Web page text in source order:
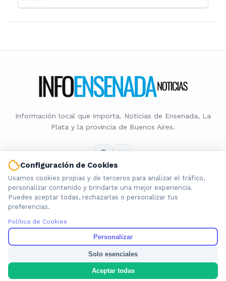
Información local que importa. Noticias de Ensenada, La
Plata y la provincia de Buenos Aires.
Nosotros
Cookies
Política de Contenido
© 2026 INFOENSENADANOTICIAS. Todos los derechos reservados.
Configuración de Cookies
Usamos cookies propias y de terceros para analizar el tráfico,
personalizar contenido y brindarte una mejor experiencia.
Puedes aceptar todas, rechazarlas o personalizar tus
preferencias.
Política de Cookies
Personalizar
Solo esenciales
Aceptar todas